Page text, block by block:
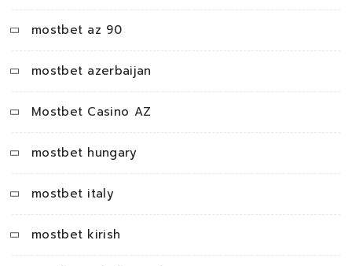
mostbet az 90
mostbet azerbaijan
Mostbet Casino AZ
mostbet hungary
mostbet italy
mostbet kirish